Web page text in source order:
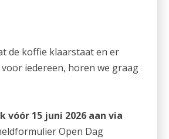
de koffie klaarstaat en er
iedereen, horen we graag
15 juni 2026 aan via
Open Dag